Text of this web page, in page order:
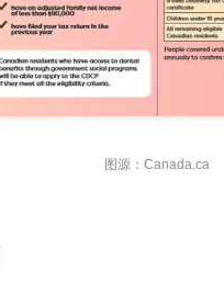
图源：Canada.ca